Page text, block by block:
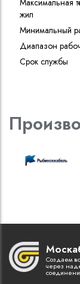
Максимальная
жил
Минимальный
Диапазон
Срок службы
Создаем
через